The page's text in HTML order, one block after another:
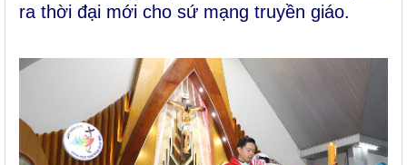
ra thời đại mới cho sứ mạng truyền giáo.